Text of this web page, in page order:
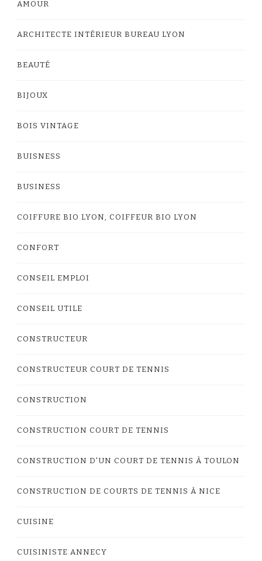
AMOUR
ARCHITECTE INTÉRIEUR BUREAU LYON
BEAUTÉ
BIJOUX
BOIS VINTAGE
BUISNESS
BUSINESS
COIFFURE BIO LYON, COIFFEUR BIO LYON
CONFORT
CONSEIL EMPLOI
CONSEIL UTILE
CONSTRUCTEUR
CONSTRUCTEUR COURT DE TENNIS
CONSTRUCTION
CONSTRUCTION COURT DE TENNIS
CONSTRUCTION D'UN COURT DE TENNIS À TOULON
CONSTRUCTION DE COURTS DE TENNIS À NICE
CUISINE
CUISINISTE ANNECY